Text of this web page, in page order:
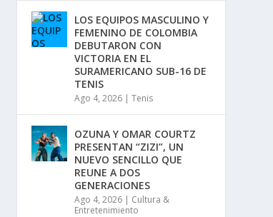
s
m
u
e
l
v
o
l
LOS EQUIPOS MASCULINO Y
FEMENINO DE COLOMBIA
DEBUTARON CON
VICTORIA EN EL
SURAMERICANO SUB-16 DE
TENIS
Ago 4, 2026 |Tenis
OZUNA Y OMAR COURTZ
PRESENTAN “ZIZI”, UN
NUEVO SENCILLO QUE
REUNE A DOS
GENERACIONES
Ago 4, 2026 | Cultura &
Entretenimiento